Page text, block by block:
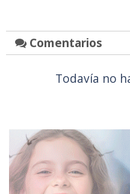
Comentarios
Todavía no